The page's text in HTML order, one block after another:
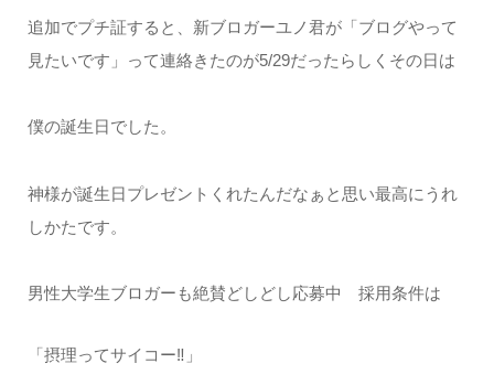
追加でプチ証すると、新ブロガーユノ君が「ブログやって
見たいです」って連絡きたのが5/29だったらしくその日は
僕の誕生日でした。
神様が誕生日プレゼントくれたんだなぁと思い最高にうれ
しかたです。
男性大学生ブロガーも絶賛どしどし応募中 採用条件は
「摂理ってサイコー‼︎」